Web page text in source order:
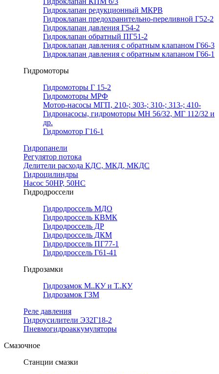
Гидроклапан редукционный МКРВ
Гидроклапан предохранительно-переливной Г52-2
Гидроклапан давления Г54-2
Гидроклапан обратный ПГ51-2
Гидроклапан давления с обратным клапаном Г66-3
Гидроклапан давления с обратным клапаном Г66-1
Гидромоторы
Гидромоторы Г 15-2
Гидромоторы МРФ
Мотор-насосы МГП, 210-; 303-; 310-; 313-; 410-
Гидронасосы, гидромоторы МН 56/32, МГ 112/32 и
др.
Гидромотор Г16-1
Гидропанели
Регулятор потока
Делители расхода КДС, МКД, МКДС
Гидроцилиндры
Насос 50НР, 50НС
Гидродроссели
Гидродроссель МДО
Гидродроссель КВМК
Гидродроссель ДР
Гидродроссель ДКМ
Гидродроссель ПГ77-1
Гидродроссель Г61-41
Гидрозамки
Гидрозамок М..КУ и Т..КУ
Гидрозамок ГЗМ
Реле давления
Гидроусилители Э32Г18-2
Пневмогидроаккумуляторы
Смазочное
Станции смазки